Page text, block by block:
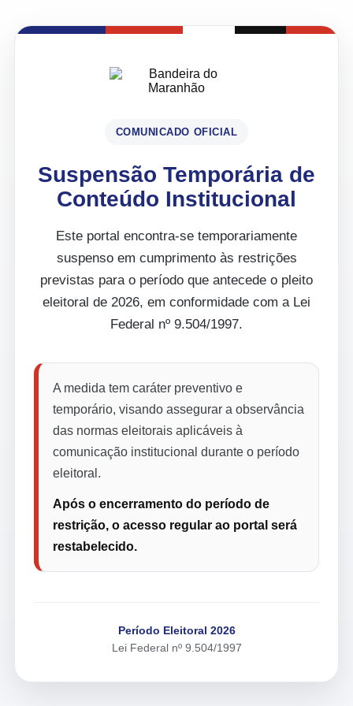
COMUNICADO OFICIAL
Suspensão Temporária de
Conteúdo Institucional
Este portal encontra-se temporariamente
suspenso em cumprimento às restrições
previstas para o período que antecede o pleito
eleitoral de 2026, em conformidade com a Lei
Federal nº 9.504/1997.
A medida tem caráter preventivo e
temporário, visando assegurar a observância
das normas eleitorais aplicáveis à
comunicação institucional durante o período
eleitoral.
Após o encerramento do período de
restrição, o acesso regular ao portal será
restabelecido.
Período Eleitoral 2026
Lei Federal nº 9.504/1997